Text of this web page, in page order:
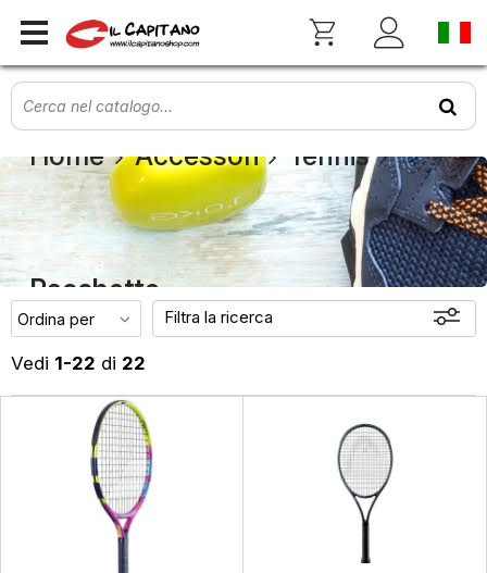
Home Accessori Tennis
Racchette
Filtra la ricerca
Vedi 1-22 di 22